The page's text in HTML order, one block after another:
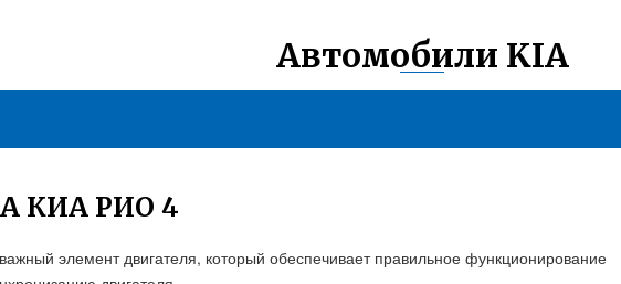
Автомобили KIA
КИА РИО 4
элемент двигателя, который обеспечивает правильное функционирование